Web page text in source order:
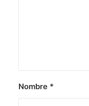
Nombre *